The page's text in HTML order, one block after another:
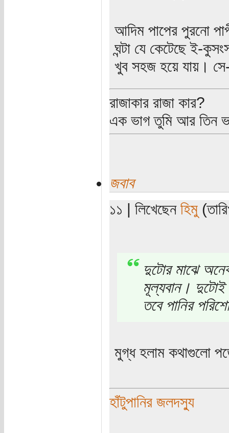
আদিম পাপের পুরনো
ঘন্টা যে কেটেছে ই-
খুব সহজ হয়ে যায়।
রাজাকার রাজা কার?
এক ভাগ তুমি আর তিন
জবাব
১১ | লিখেছেন হিমু
দুটোর মাঝে
মূল্যবান। দুটোই
তবে পানির
মুগ্ধ হলাম কথাগুলো
হাঁটুপানির জলদস্যু